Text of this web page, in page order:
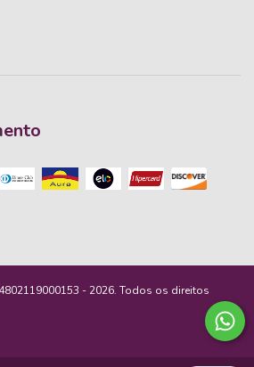
- 2026. Todos os direitos